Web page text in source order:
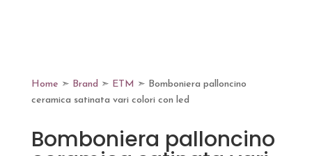
Home ➣ Brand ➣ ETM ➣ Bomboniera palloncino
ceramica satinata vari colori con led
Bomboniera palloncino